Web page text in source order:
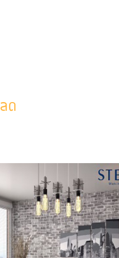
ปร เพลินจิต
ปร เอกมัย-รามอินทรา
สดุ นวมินทร์
ด